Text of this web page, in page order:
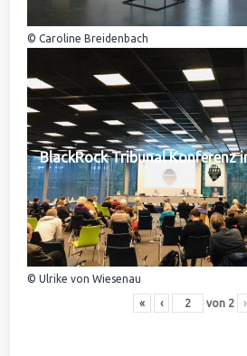
© Caroline Breidenbach
BlackRock Tribunal Konferenz
© Ulrike von Wiesenau
« ‹ von 2 ›